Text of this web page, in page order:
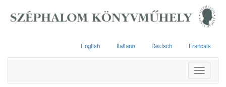
English Italiano Deutsch Francais
Toggle